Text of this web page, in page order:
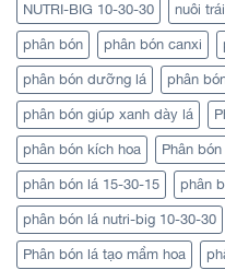
NUTRI-BIG 10-30-30 nuôi
phân bón phân bón canxi
phân bón dưỡng lá phân
phân bón giúp xanh dày lá
phân bón kích hoa Phân
phân bón lá 15-30-15 phân
phân bón lá nutri-big 10-30-30
Phân bón lá tạo mầm hoa